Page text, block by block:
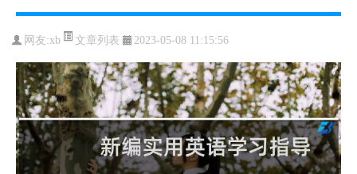
网友:xb 文章列表 2023-05-08 11:15:56